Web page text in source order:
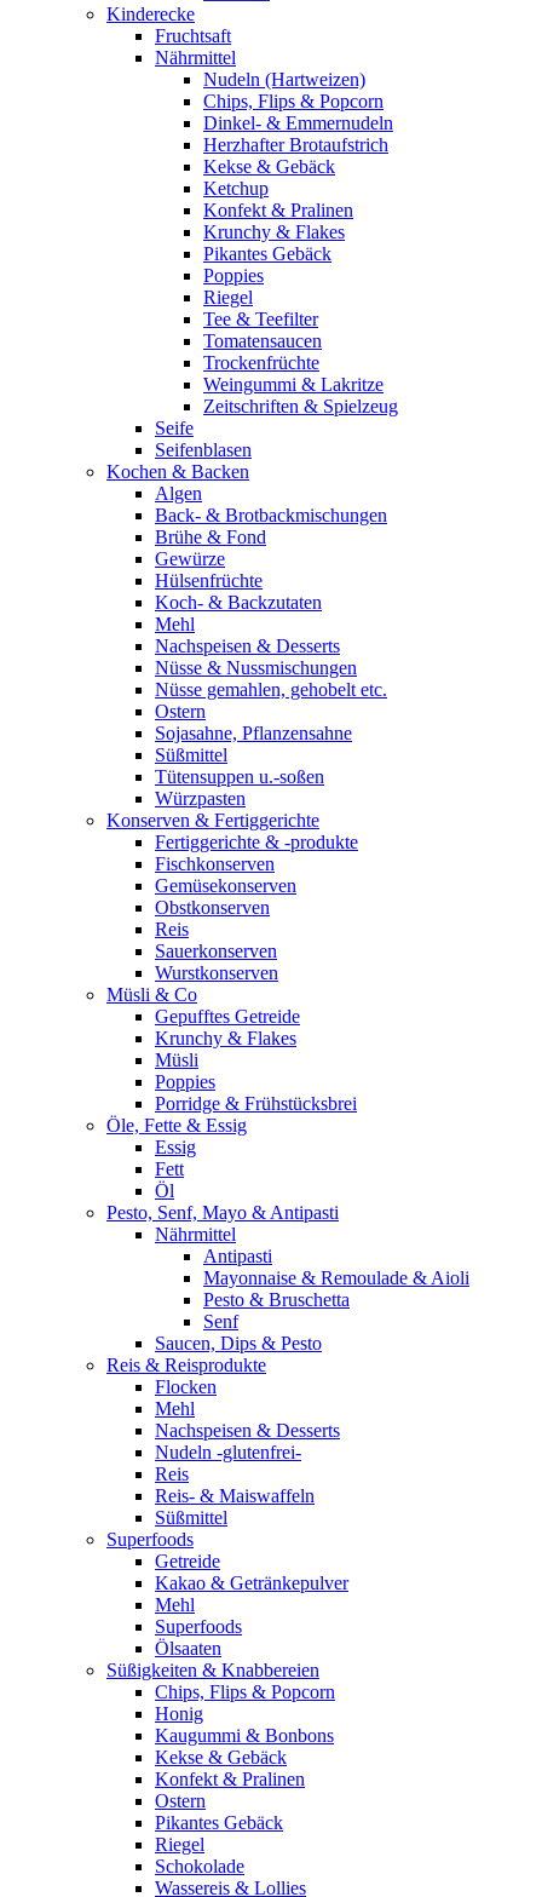
Kinderecke
Fruchtsaft
Nährmittel
Nudeln (Hartweizen)
Chips, Flips & Popcorn
Dinkel- & Emmernudeln
Herzhafter Brotaufstrich
Kekse & Gebäck
Ketchup
Konfekt & Pralinen
Krunchy & Flakes
Pikantes Gebäck
Poppies
Riegel
Tee & Teefilter
Tomatensaucen
Trockenfrüchte
Weingummi & Lakritze
Zeitschriften & Spielzeug
Seife
Seifenblasen
Kochen & Backen
Algen
Back- & Brotbackmischungen
Brühe & Fond
Gewürze
Hülsenfrüchte
Koch- & Backzutaten
Mehl
Nachspeisen & Desserts
Nüsse & Nussmischungen
Nüsse gemahlen, gehobelt etc.
Ostern
Sojasahne, Pflanzensahne
Süßmittel
Tütensuppen u.-soßen
Würzpasten
Konserven & Fertiggerichte
Fertiggerichte & -produkte
Fischkonserven
Gemüsekonserven
Obstkonserven
Reis
Sauerkonserven
Wurstkonserven
Müsli & Co
Gepufftes Getreide
Krunchy & Flakes
Müsli
Poppies
Porridge & Frühstücksbrei
Öle, Fette & Essig
Essig
Fett
Öl
Pesto, Senf, Mayo & Antipasti
Nährmittel
Antipasti
Mayonnaise & Remoulade & Aioli
Pesto & Bruschetta
Senf
Saucen, Dips & Pesto
Reis & Reisprodukte
Flocken
Mehl
Nachspeisen & Desserts
Nudeln -glutenfrei-
Reis
Reis- & Maiswaffeln
Süßmittel
Superfoods
Getreide
Kakao & Getränkepulver
Mehl
Superfoods
Ölsaaten
Süßigkeiten & Knabbereien
Chips, Flips & Popcorn
Honig
Kaugummi & Bonbons
Kekse & Gebäck
Konfekt & Pralinen
Ostern
Pikantes Gebäck
Riegel
Schokolade
Wassereis & Lollies